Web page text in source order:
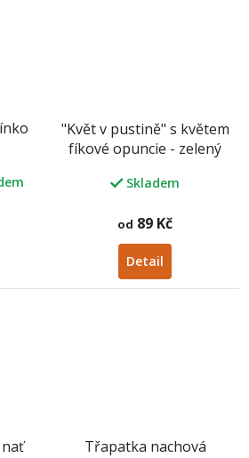
"Květ v pustině" s květem
fíkové opuncie - zelený
Skladem
od 89 Kč
Detail
Třapatka nachová